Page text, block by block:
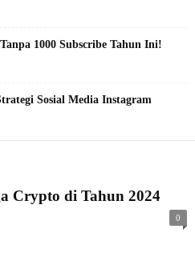
1000 Subscribe Tahun Ini!
Sosial Media Instagram
Crypto di Tahun 2024
0